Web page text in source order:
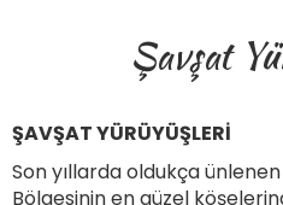
Şavşat
ŞAVŞAT YÜRÜYÜŞLERİ
Son yıllarda oldukça
Bölgesinin en güzel